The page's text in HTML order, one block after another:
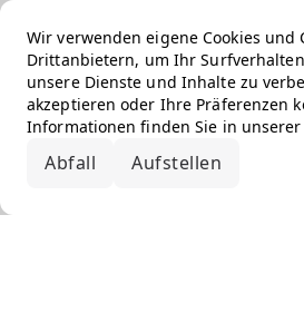
Wir verwenden eigene Cookies und
Drittanbietern, um Ihr
unsere Dienste und Inhalte zu
akzeptieren oder Ihre Präferenzen
Informationen finden Sie in unserer
Abfall Aufstellen